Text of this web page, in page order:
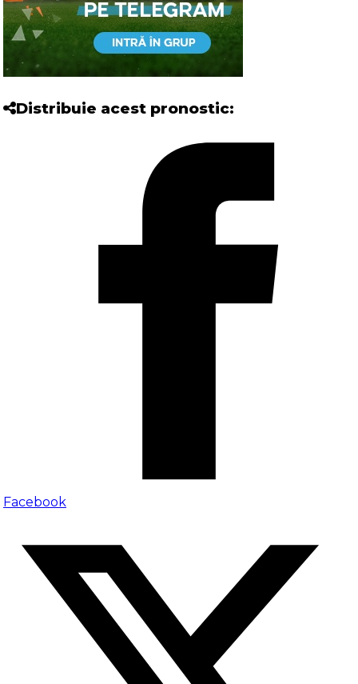
Distribuie acest pronostic:
Facebook